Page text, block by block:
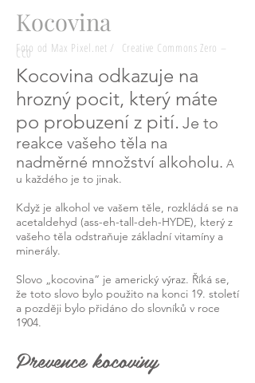
Kocovina
Foto od Max Pixel.net / Creative Commons Zero –
CC0
Kocovina odkazuje na
hrozný pocit, který máte
po probuzení z pití. Je to
reakce vašeho těla na
nadměrné množství alkoholu. A
u každého je to jinak.
Když je alkohol ve vašem těle, rozkládá se na
acetaldehyd (ass-eh-tall-deh-HYDE), který z
vašeho těla odstraňuje základní vitamíny a
minerály.
Slovo „kocovina“ je americký výraz. Říká se,
že toto slovo bylo použito na konci 19. století
a později bylo přidáno do slovníků v roce
1904.
Prevence kocoviny